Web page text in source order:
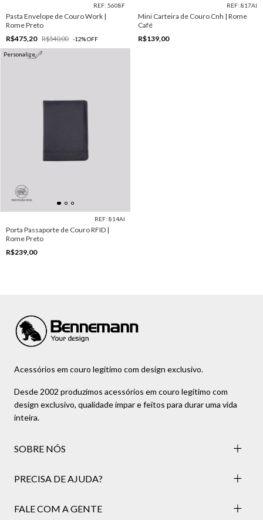
REF: 5608F
Pasta Envelope de Couro Work |
Rome Preto
R$475,20
R$540,00 -12%OFF
REF: 817AI
Mini Carteira de Couro Cnh | Rome
Café
R$139,00
Personalize
REF: 814AI
Porta Passaporte de Couro RFID |
Rome Preto
R$239,00
Acessórios em couro legítimo com design exclusivo.
Desde 2002 produzimos acessórios em couro legítimo com
design exclusivo, qualidade ímpar e feitos para durar uma vida
inteira.
SOBRE NÓS
PRECISA DE AJUDA?
FALE COM A GENTE